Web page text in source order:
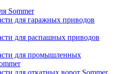
Sommer
для гаражных приводов
для распашных приводов
для промышленных
для откатных ворот Sommer